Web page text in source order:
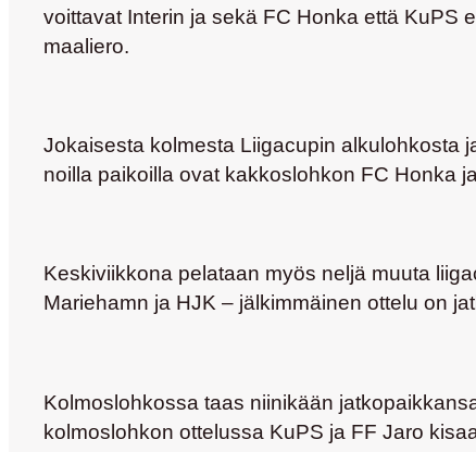
voittavat Interin ja sekä FC Honka että KuPS
maaliero.
Jokaisesta kolmesta Liigacupin alkulohkosta
noilla paikoilla ovat kakkoslohkon FC Honka
Keskiviikkona pelataan myös neljä muuta
Mariehamn ja HJK – jälkimmäinen ottelu on
Kolmoslohkossa taas niinikään
kolmoslohkon ottelussa KuPS ja FF Jaro